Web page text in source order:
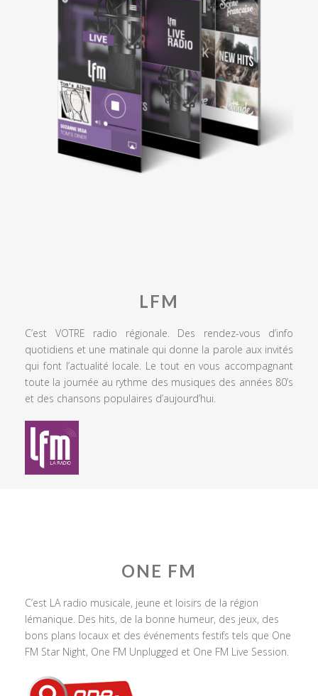
LFM
C’est VOTRE radio régionale. Des rendez-vous d’info
quotidiens et une matinale qui donne la parole aux invités
qui font l’actualité locale. Le tout en vous accompagnant
toute la journée au rythme des musiques des années 80’s
et des chansons populaires d’aujourd’hui.
ONE FM
C’est LA radio musicale, jeune et loisirs de la région
lémanique. Des hits, de la bonne humeur, des jeux, des
bons plans locaux et des événements festifs tels que One
FM Star Night, One FM Unplugged et One FM Live Session.